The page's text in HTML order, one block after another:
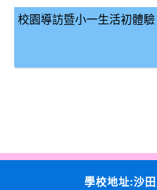
校園導訪暨小一生活初體驗
學校地址:沙